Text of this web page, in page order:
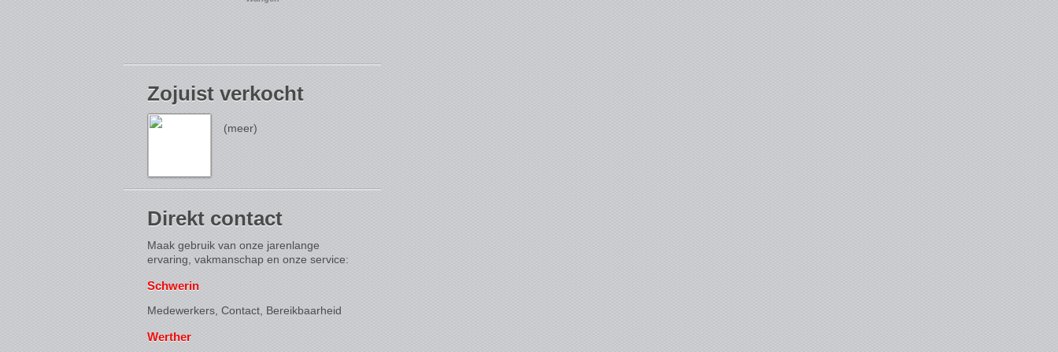
Zojuist verkocht
(meer)
Direkt contact
Maak gebruik van onze jarenlange
ervaring, vakmanschap en onze service:
Schwerin
Medewerkers, Contact, Bereikbaarheid
Werther